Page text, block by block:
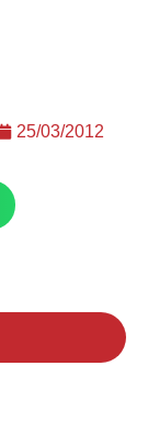
25/03/2012